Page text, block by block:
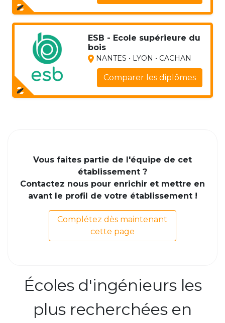
ESB - Ecole supérieure du
bois
NANTES • LYON • CACHAN
Comparer les diplômes
Vous faites partie de l'équipe de cet
établissement ?
Contactez nous pour enrichir et mettre en
avant le profil de votre établissement !
Complétez dès maintenant
cette page
Écoles d'ingénieurs les
plus recherchées en